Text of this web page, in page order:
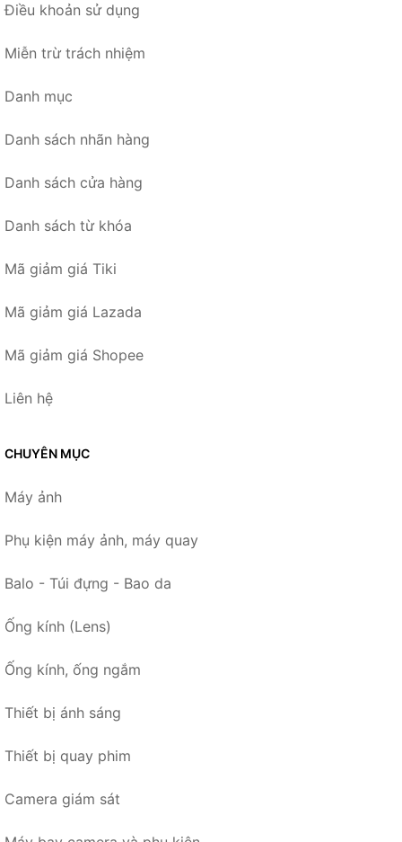
Điều khoản sử dụng
Miễn trừ trách nhiệm
Danh mục
Danh sách nhãn hàng
Danh sách cửa hàng
Danh sách từ khóa
Mã giảm giá Tiki
Mã giảm giá Lazada
Mã giảm giá Shopee
Liên hệ
CHUYÊN MỤC
Máy ảnh
Phụ kiện máy ảnh, máy quay
Balo - Túi đựng - Bao da
Ống kính (Lens)
Ống kính, ống ngắm
Thiết bị ánh sáng
Thiết bị quay phim
Camera giám sát